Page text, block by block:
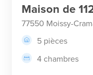
Maison de
77550 Moissy-
5 pièces
4 chambres